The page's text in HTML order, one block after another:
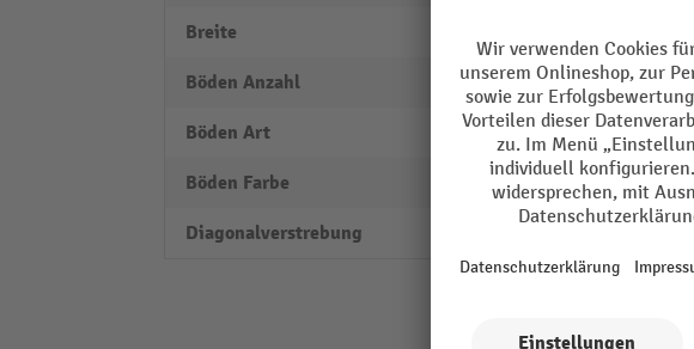
Breite
Böden Anzahl 4
Böden Art Fachboden
Böden Farbe natur
Diagonalverstrebung